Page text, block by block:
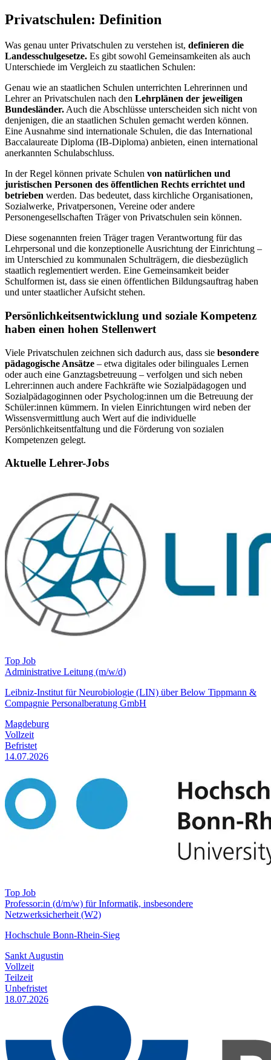
Privatschulen: Definition
Was genau unter Privatschulen zu verstehen ist, definieren die
Landesschulgesetze. Es gibt sowohl Gemeinsamkeiten als auch
Unterschiede im Vergleich zu staatlichen Schulen:
Genau wie an staatlichen Schulen unterrichten Lehrerinnen und
Lehrer an Privatschulen nach den Lehrplänen der jeweiligen
Bundesländer. Auch die Abschlüsse unterscheiden sich nicht von
denjenigen, die an staatlichen Schulen gemacht werden können.
Eine Ausnahme sind internationale Schulen, die das International
Baccalaureate Diploma (IB-Diploma) anbieten, einen international
anerkannten Schulabschluss.
In der Regel können private Schulen von natürlichen und
juristischen Personen des öffentlichen Rechts errichtet und
betrieben werden. Das bedeutet, dass kirchliche Organisationen,
Sozialwerke, Privatpersonen, Vereine oder andere
Personengesellschaften Träger von Privatschulen sein können.
Diese sogenannten freien Träger tragen Verantwortung für das
Lehrpersonal und die konzeptionelle Ausrichtung der Einrichtung –
im Unterschied zu kommunalen Schulträgern, die diesbezüglich
staatlich reglementiert werden. Eine Gemeinsamkeit beider
Schulformen ist, dass sie einen öffentlichen Bildungsauftrag haben
und unter staatlicher Aufsicht stehen.
Persönlichkeitsentwicklung und soziale Kompetenz
haben einen hohen Stellenwert
Viele Privatschulen zeichnen sich dadurch aus, dass sie besondere
pädagogische Ansätze – etwa digitales oder bilinguales Lernen
oder auch eine Ganztagsbetreuung – verfolgen und sich neben
Lehrer:innen auch andere Fachkräfte wie Sozialpädagogen und
Sozialpädagoginnen oder Psycholog:innen um die Betreuung der
Schüler:innen kümmern. In vielen Einrichtungen wird neben der
Wissensvermittlung auch Wert auf die individuelle
Persönlichkeitsentfaltung und die Förderung von sozialen
Kompetenzen gelegt.
Aktuelle Lehrer-Jobs
Top Job
Administrative Leitung (m/w/d)
Leibniz-Institut für Neurobiologie (LIN) über Below Tippmann &
Compagnie Personalberatung GmbH
Magdeburg
Vollzeit
Befristet
14.07.2026
Top Job
Professor:in (d/m/w) für Informatik, insbesondere
Netzwerksicherheit (W2)
Hochschule Bonn-Rhein-Sieg
Sankt Augustin
Vollzeit
Teilzeit
Unbefristet
18.07.2026